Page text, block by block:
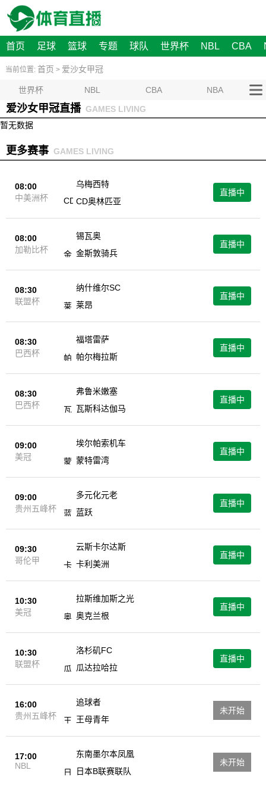
首页 足球 篮球 专题 球队 世界杯 NBL CBA
当前位置: 首页 > 爱沙女甲冠
世界杯 NBL CBA NBA
爱沙女甲冠直播 GAMES LIVING
暂无数据
更多赛事 GAMES LIVING
08:00
中美洲杯
乌梅西特
CD奥林匹亚
直播中
08:00
加勒比杯
锡瓦奥
金斯敦骑兵
直播中
08:30
联盟杯
纳什维尔SC
莱昂
直播中
08:30
巴西杯
福塔雷萨
帕尔梅拉斯
直播中
08:30
巴西杯
弗鲁米嫩塞
瓦斯科达伽马
直播中
09:00
美冠
埃尔帕索机车
蒙特雷湾
直播中
09:00
贵州五峰杯
多元化元老
蓝跃
直播中
09:30
哥伦甲
云斯卡尔达斯
卡利美洲
直播中
10:30
美冠
拉斯维加斯之光
奥克兰根
直播中
10:30
联盟杯
洛杉矶FC
瓜达拉哈拉
直播中
16:00
贵州五峰杯
追球者
王母青年
未开始
17:00
NBL
东南墨尔本凤凰
日本B联赛联队
未开始